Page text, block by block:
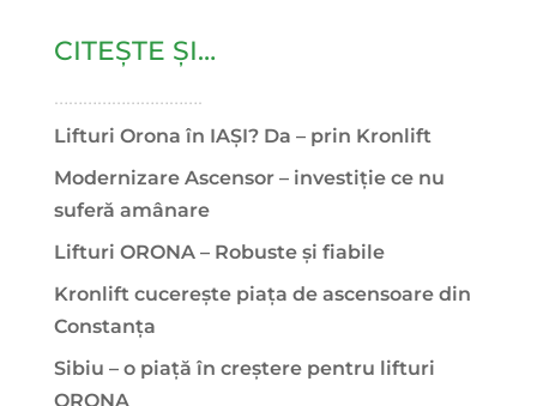
CITEȘTE ȘI…
………………………….
Lifturi Orona în IAȘI? Da – prin Kronlift
Modernizare Ascensor – investiție ce nu
suferă amânare
Lifturi ORONA – Robuste și fiabile
Kronlift cucerește piața de ascensoare din
Constanța
Sibiu – o piață în creștere pentru lifturi
ORONA